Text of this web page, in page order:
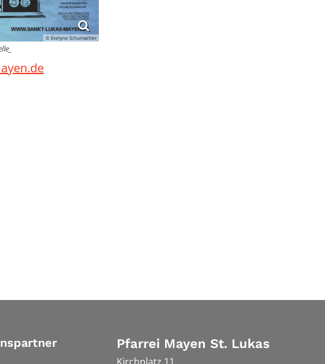
© Evelyne Schumacher
Pfarrei Mayen St. Lukas